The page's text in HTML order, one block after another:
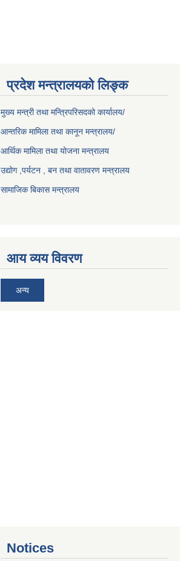
प्रदेश मन्त्रालयको लिङ्क
मुख्य मन्त्री तथा मन्त्रिपरिसदको कार्यालय/
आन्तरिक मामिला तथा कानून मन्त्रालय/
आर्थिक मामिला तथा योजना मन्त्रालय
उद्योग ,पर्यटन , बन तथा वातावरण मन्त्रालय
सामाजिक बिकास मन्त्रालय
आय व्यय विवरण
अन्य
Notices